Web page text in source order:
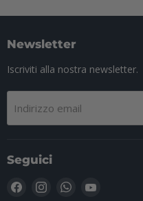
Newsletter
Iscriviti alla nostra newsletter.
Indirizzo email
Seguici
Trovaci Trovaci Trovaci